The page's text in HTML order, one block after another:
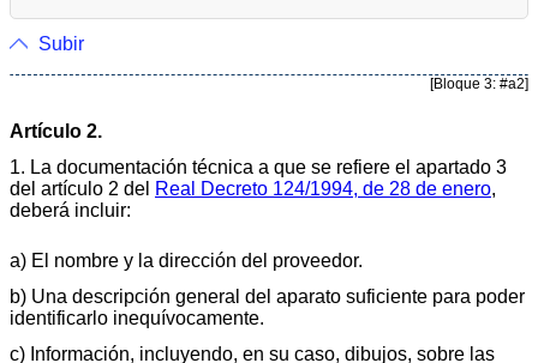
Subir
[Bloque 3: #a2]
Artículo 2.
1. La documentación técnica a que se refiere el apartado 3
del artículo 2 del Real Decreto 124/1994, de 28 de enero,
deberá incluir:
a) El nombre y la dirección del proveedor.
b) Una descripción general del aparato suficiente para poder
identificarlo inequívocamente.
c) Información, incluyendo, en su caso, dibujos, sobre las